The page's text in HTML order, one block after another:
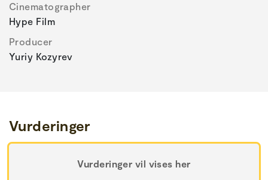
Cinematographer
Hype Film
Producer
Yuriy Kozyrev
Vurderinger
Vurderinger vil vises her